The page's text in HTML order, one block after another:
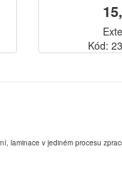
Kód:
laminace v jediném procesu